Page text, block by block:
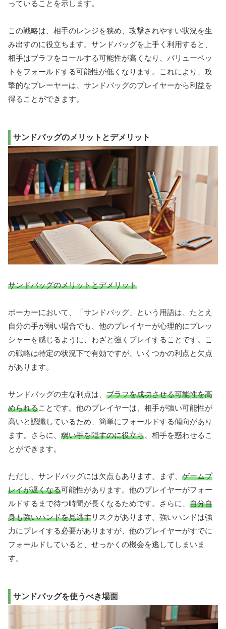
っていることを示します。
この戦略は、相手のレンジを狭め、攻撃されやすい状況を生
み出すのに役立ちます。サンドバッグを上手く利用すると、
相手はブラフをコールする可能性が高くなり、バリューベッ
トをフォールドする可能性が低くなります。これにより、攻
撃的なプレーヤーは、サンドバッグのプレイヤーから利益を
得ることができます。
サンドバッグのメリットとデメリット
サンドバッグのメリットとデメリット
ポーカーにおいて、「サンドバッグ」という用語は、たとえ
自分の手が弱い場合でも、他のプレイヤーが心理的にプレッ
シャーを感じるように、わざと強くプレイすることです。こ
の戦略は特定の状況下で有効ですが、いくつかの利点と欠点
があります。
サンドバッグの主な利点は、 ブラフを成功させる可能性を高
められることです。他のプレイヤーは、相手が強い可能性が
高いと認識しているため、簡単にフォールドする傾向があり
ます。さらに、 弱い手を隠すのに役立ち 、相手を惑わせるこ
とができます。
ただし、サンドバッグには欠点もあります。まず、 ゲームプ
レイが遅くなる可能性があります。他のプレイヤーがフォー
ルドするまで待つ時間が長くなるためです。さらに、 自分自
身も強いハンドを見逃すリスクがあります。強いハンドは強
力にプレイする必要がありますが、他のプレイヤーがすでに
フォールドしていると、せっかくの機会を逃してしまいま
す。
サンドバッグを使うべき場面